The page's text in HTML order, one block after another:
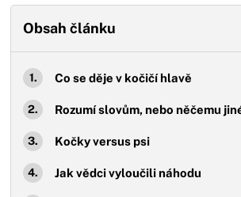
Obsah článku
Co se děje v kočičí hlavě
Rozumí slovům, nebo něčemu
Kočky versus psi
Jak vědci vyloučili náhodu